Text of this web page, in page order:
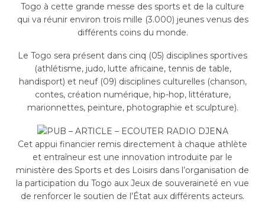
Togo à cette grande messe des sports et de la culture
qui va réunir environ trois mille (3.000) jeunes venus des
différents coins du monde.
Le Togo sera présent dans cinq (05) disciplines sportives
(athlétisme, judo, lutte africaine, tennis de table,
handisport) et neuf (09) disciplines culturelles (chanson,
contes, création numérique, hip-hop, littérature,
marionnettes, peinture, photographie et sculpture).
Cet appui financier remis directement à chaque athlète
et entraîneur est une innovation introduite par le
ministère des Sports et des Loisirs dans l’organisation de
la participation du Togo aux Jeux de souveraineté en vue
de renforcer le soutien de l’État aux différents acteurs.